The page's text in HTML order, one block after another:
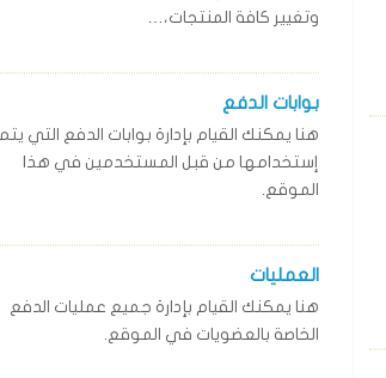
وتغيير كافة المنتجات،…
بوابات الدفع
هنا يمكنك القيام بإدارة بوابات الدفع التي يتم
إستخدامها من قبل المستخدمين في هذا
الموقع.
العمليات
هنا يمكنك القيام بإدارة جميع عمليات الدفع
الخاصة بالعضويات في الموقع.